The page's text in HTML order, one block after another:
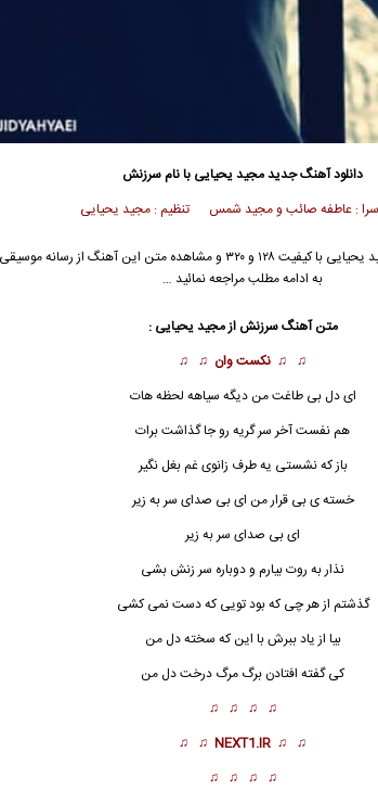
دانلود آهنگ جدیدمجید یحیایی با نام سرزنش
سرا : عاطفه صائب و مجید شمس تنظیم : مجید یحیایی
یحیایی
با کیفیت ۱۲۸ و ۳۲۰ و مشاهده متن این آهنگ از رسانه
به ادامه مطلب مراجعه نمائید …
متن آهنگ سرزنش ازمجید یحیایی :
♫ ♫ نکست وان ♫ ♫
ای دل بی طاغت من دیگه سیاهه لحظه هات
هم نفست آخر سر گریه رو جا گذاشت برات
باز که نشستی یه طرف زانوی غم بغل نگیر
خسته ی بی قرار من ای بی صدای سر به زیر
ای بی صدای سر به زیر
نذار به روت بیارم و دوباره سر زنش بشی
گذشتم از هر چی که بود تویی که دست نمی کشی
بیا از یاد ببرش با این که سخته دل من
کی گفته افتادن برگ مرگ درخت دل من
♫ ♫ ♫ ♫
♫ ♫
NEXT1.IR
♫ ♫
♫ ♫ ♫ ♫